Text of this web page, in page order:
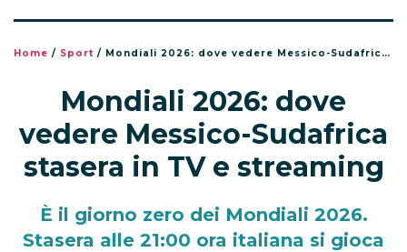
Home / Sport / Mondiali 2026: dove vedere Messico-Sudafrica stasera in TV e streaming
Mondiali 2026: dove
vedere Messico-Sudafrica
stasera in TV e streaming
È il giorno zero dei Mondiali 2026.
Stasera alle 21:00 ora italiana si gioca